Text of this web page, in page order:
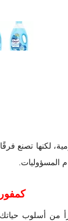
لكنها تصنع
المسؤوليات.